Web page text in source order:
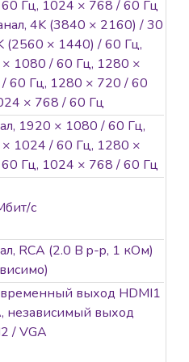
Гц, 1024 × 768 / 60 Гц
4K (3840 × 2160) / 30
(2560 × 1440) / 60 Гц,
1080 / 60 Гц, 1280 ×
60 Гц, 1280 × 720 / 60
× 768 / 60 Гц
1920 × 1080 / 60 Гц,
1024 / 60 Гц, 1280 ×
Гц, 1024 × 768 / 60 Гц
с
RCA (2.0 В p-p, 1 кОм)
выход HDMI1
независимый выход
/ VGA